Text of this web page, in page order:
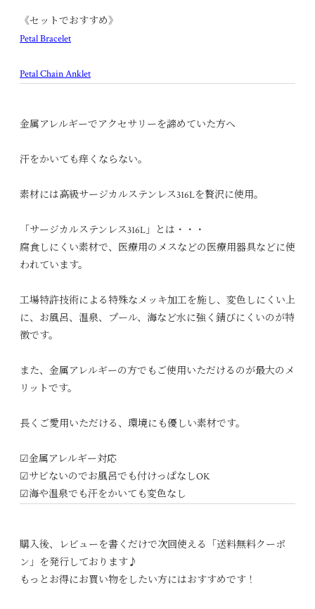
《セットでおすすめ》
Petal Bracelet
Petal Chain Anklet
金属アレルギーでアクセサリーを諦めていた方へ
汗をかいても痒くならない。
素材には高級サージカルステンレス316Lを贅沢に使用。
「サージカルステンレス316L」とは・・・
腐食しにくい素材で、医療用のメスなどの医療用器具などに使
われています。
工場特許技術による特殊なメッキ加工を施し、変色しにくい上
に、お風呂、温泉、プール、海など水に強く錆びにくいのが特
徴です。
また、金属アレルギーの方でもご使用いただけるのが最大のメ
リットです。
長くご愛用いただける、環境にも優しい素材です。
☑︎金属アレルギー対応
☑︎サビないのでお風呂でも付けっぱなしOK
☑︎海や温泉でも汗をかいても変色なし
購入後、レビューを書くだけで次回使える「送料無料クーポ
ン」を発行しております♪
もっとお得にお買い物をしたい方にはおすすめです！